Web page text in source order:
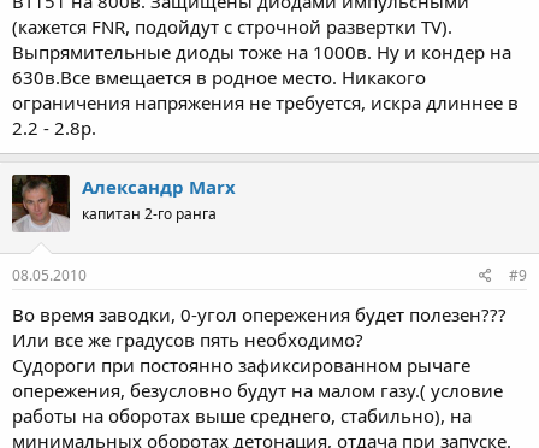
(кажется FNR, подойдут с строчной развертки TV).
Выпрямительные диоды тоже на 1000в. Ну и кондер на
630в.Все вмещается в родное место. Никакого
ограничения напряжения не требуется, искра длиннее в
2.2 - 2.8р.
Александр Marx
капитан 2-го ранга
08.05.2010 #9
Во время заводки, 0-угол опережения будет полезен???
Или все же градусов пять необходимо?
Судороги при постоянно зафиксированном рычаге
опережения, безусловно будут на малом газу.( условие
работы на оборотах выше среднего, стабильно), на
минимальных оборотах детонация, отдача при запуске.